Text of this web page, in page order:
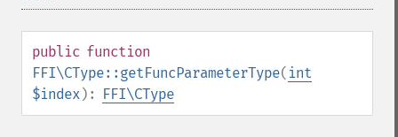
public function
FFI\CType::getFuncParameterType( int
$index): FFI\CType